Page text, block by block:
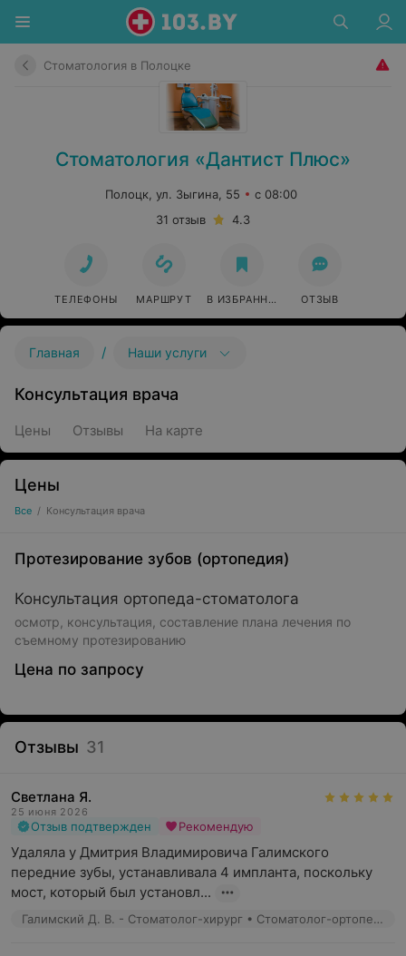
Стоматология в Полоцке
Стоматология «Дантист Плюс»
Полоцк, ул. Зыгина, 55
с 08:00
31 отзыв
4.3
ТЕЛЕФОНЫ МАРШРУТ В ИЗБРАННОЕ ОТЗЫВ
Главная / Наши услуги
Консультация врача
Цены Отзывы На карте
Цены
Все / Консультация врача
Протезирование зубов (ортопедия)
Консультация ортопеда-стоматолога
осмотр, консультация, составление плана лечения по
съемному протезированию
Цена по запросу
Отзывы 31
Светлана Я.
25 июня 2026
Отзыв подтвержден Рекомендую
Удаляла у Дмитрия Владимировича Галимского
передние зубы, устанавливала 4 импланта, поскольку
мост, который был установл...
Галимский Д. В. - Стоматолог-хирург • Стоматолог-ортопед • Имплантолог